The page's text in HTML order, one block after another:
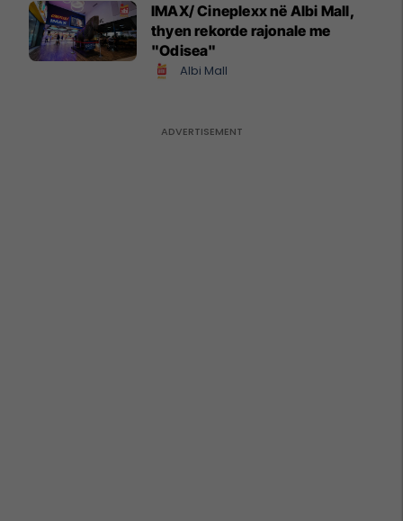
IMAX/ Cineplexx në Albi Mall,
thyen rekorde rajonale me
"Odisea"
Albi Mall